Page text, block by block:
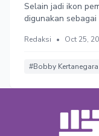
Selain jadi ikon
digunakan
Redaksi • Oct 25,
#Bobby Kertanegara